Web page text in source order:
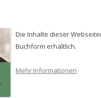
Die Inhalte dieser
Buchform erhältlich.
Mehr Informationen